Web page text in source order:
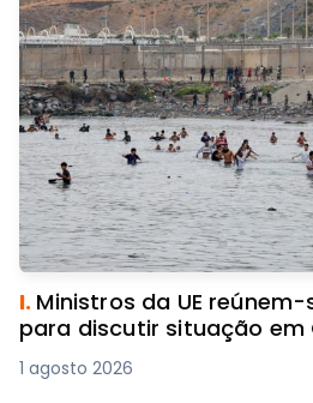
I. Ministros da UE
para discutir situação em
1 agosto 2026